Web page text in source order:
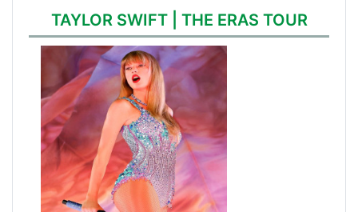
TAYLOR SWIFT | THE ERAS TOUR